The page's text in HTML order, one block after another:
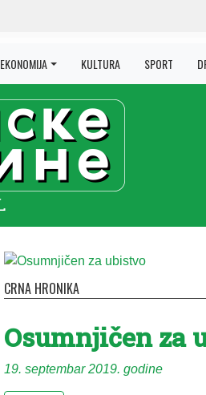
EKONOMIJA KULTURA SPORT
CRNA HRONIKA
Osumnjičen za
19. septembar 2019. godine